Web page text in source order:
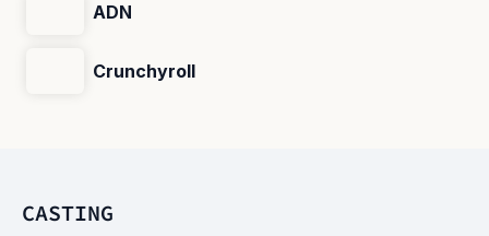
ADN
Crunchyroll
CASTING